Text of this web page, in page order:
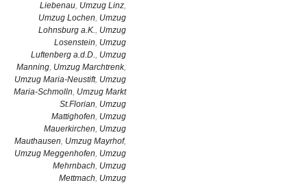
Liebenau, Umzug Linz,
Umzug Lochen, Umzug
Lohnsburg a.K., Umzug
Losenstein, Umzug
Luftenberg a.d.D., Umzug
Manning, Umzug Marchtrenk,
Umzug Maria-Neustift, Umzug
Maria-Schmolln, Umzug Markt
St.Florian, Umzug
Mattighofen, Umzug
Mauerkirchen, Umzug
Mauthausen, Umzug Mayrhof,
Umzug Meggenhofen, Umzug
Mehrnbach, Umzug
Mettmach, Umzug